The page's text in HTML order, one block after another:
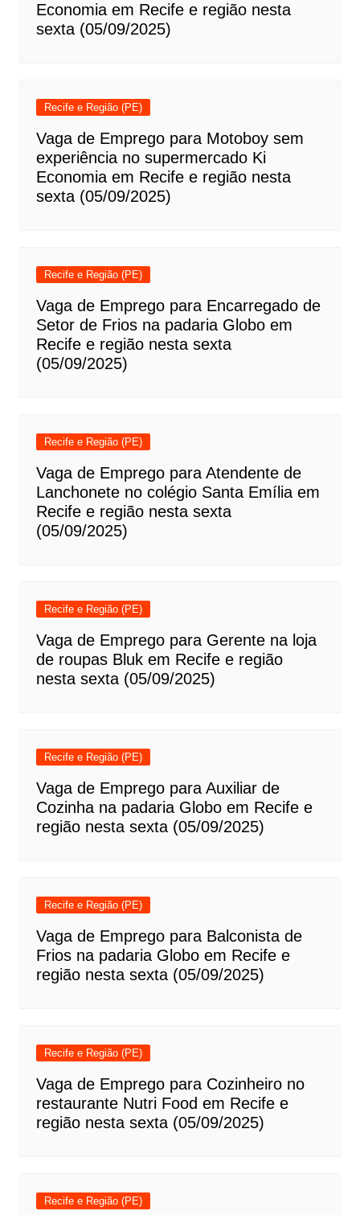
Economia em Recife e região nesta
sexta (05/09/2025)
Recife e Região (PE)
Vaga de Emprego para Motoboy sem
experiência no supermercado Ki
Economia em Recife e região nesta
sexta (05/09/2025)
Recife e Região (PE)
Vaga de Emprego para Encarregado de
Setor de Frios na padaria Globo em
Recife e região nesta sexta
(05/09/2025)
Recife e Região (PE)
Vaga de Emprego para Atendente de
Lanchonete no colégio Santa Emília em
Recife e região nesta sexta
(05/09/2025)
Recife e Região (PE)
Vaga de Emprego para Gerente na loja
de roupas Bluk em Recife e região
nesta sexta (05/09/2025)
Recife e Região (PE)
Vaga de Emprego para Auxiliar de
Cozinha na padaria Globo em Recife e
região nesta sexta (05/09/2025)
Recife e Região (PE)
Vaga de Emprego para Balconista de
Frios na padaria Globo em Recife e
região nesta sexta (05/09/2025)
Recife e Região (PE)
Vaga de Emprego para Cozinheiro no
restaurante Nutri Food em Recife e
região nesta sexta (05/09/2025)
Recife e Região (PE)